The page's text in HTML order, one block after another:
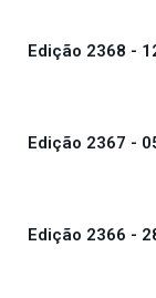
Edição 2368 -
Edição 2367 -
Edição 2366 -